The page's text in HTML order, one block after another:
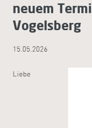
neuem
Vogelsberg
15.05.2026
Liebe